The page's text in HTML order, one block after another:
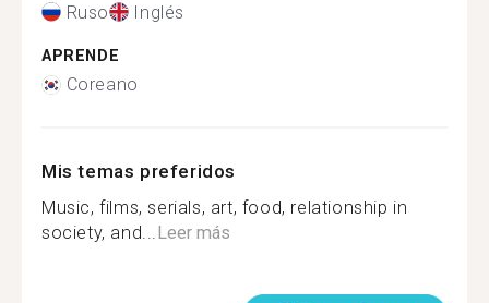
Ruso Inglés
APRENDE
Coreano
Mis temas preferidos
Music, films, serials, art, food, relationship in
society, and...Leer más